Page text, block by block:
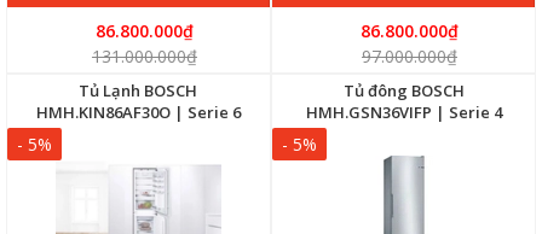
86.800.000₫
131.000.000₫
86.800.000₫
97.000.000₫
Tủ Lạnh BOSCH
HMH.KIN86AF30O | Serie 6
- 5%
Tủ đông BOSCH
HMH.GSN36VIFP | Serie 4
- 5%